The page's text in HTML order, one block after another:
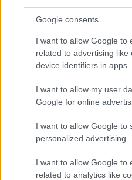
Google consents
I want to allow Google to
related to advertising like
device identifiers in apps.
I want to allow my user
Google for online
I want to allow Google to
personalized advertising.
I want to allow Google to
related to analytics like
Valle d’Aosta: polemiche
Edoardo Marchesi · 5 Ago 2026